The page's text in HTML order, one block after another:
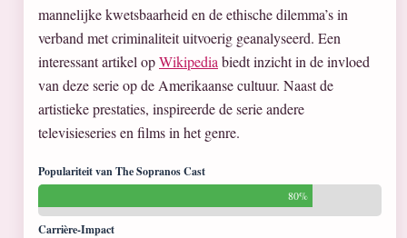
mannelijke kwetsbaarheid en de ethische dilemma’s in
verband met criminaliteit uitvoerig geanalyseerd. Een
interessant artikel opWikipedia biedt inzicht in de invloed
van deze serie op de Amerikaanse cultuur. Naast de
artistieke prestaties, inspireerde de serie andere
televisieseries en films in het genre.
Populariteit van The Sopranos Cast
80%
Carrière-Impact